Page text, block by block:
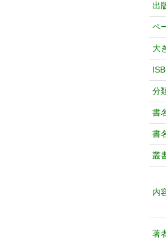
出
ペ
大
分
書
書
叢
内
著